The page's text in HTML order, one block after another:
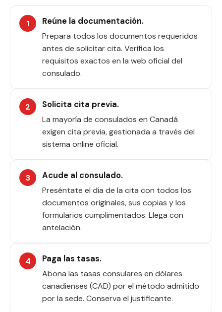
Reúne la documentación.
Prepara todos los documentos requeridos
antes de solicitar cita. Verifica los
requisitos exactos en la web oficial del
consulado.
Solicita cita previa.
La mayoría de consulados en Canadá
exigen cita previa, gestionada a través del
sistema online oficial.
Acude al consulado.
Preséntate el día de la cita con todos los
documentos originales, sus copias y los
formularios cumplimentados. Llega con
antelación.
Paga las tasas.
Abona las tasas consulares en dólares
canadienses (CAD) por el método admitido
por la sede. Conserva el justificante.